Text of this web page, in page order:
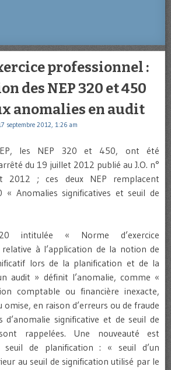
professionnel :
des NEP 320 et 450
anomalies en audit
septembre 2012, 1:26 am
les NEP 320 et 450, ont été
du 19 juillet 2012 publié au J.O. n°
2012 ; ces deux NEP remplacent
« Anomalies significatives et seuil de
intitulée « Norme d’exercice
à l’application de la notion de
lors de la planification et de la
audit » définit l’anomalie, comme «
comptable ou financière inexacte,
omise, en raison d’erreurs ou de fraude
d’anomalie significative et de seuil de
rappelées. Une nouveauté est
de planification : « seuil d’un
au seuil de signification utilisé par le